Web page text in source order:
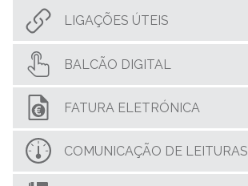
LIGAÇÕES ÚTEIS
BALCÃO DIGITAL
FATURA ELETRÓNICA
COMUNICAÇÃO DE LEITURAS